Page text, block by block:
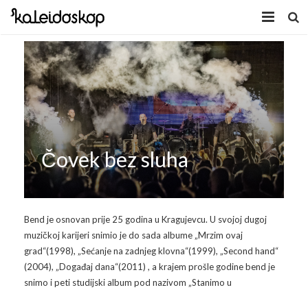
Home
Novosti
O nama
Program
Kaleidoskop Art
Izložbe/Performans
Koncert
Volonteri
Video
Video 2009.
Naša galerija
Čovek bez sluha
Bend je osnovan prije 25 godina u Kragujevcu. U svojoj dugoj
muzičkoj karijeri snimio je do sada albume „Mrzim ovaj
grad“(1998), „Sećanje na zadnjeg klovna“(1999), „Second hand“
(2004), „Događaj dana“(2011) , a krajem prošle godine bend je
snimo i peti studijski album pod nazivom „Stanimo u